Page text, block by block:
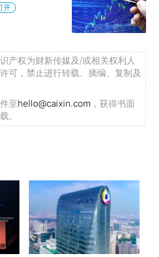
开
产权为财新传媒及/或相关权利人
可，禁止进行转载、摘编、复制及
至hello@caixin.com ，获得书面
。